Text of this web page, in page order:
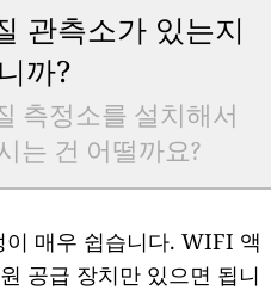
관측소가 있는지
까?
측정소를 설치해서
는 건 어떨까요?
매우 쉽습니다. WIFI 액
공급 장치만 있으면 됩니